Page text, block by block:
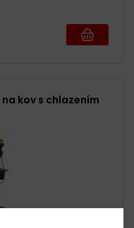
kov s chlazením